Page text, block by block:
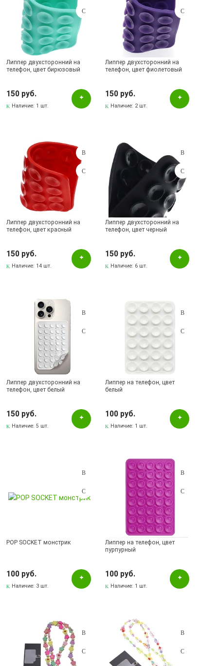
Липпер двухсторонний на
телефон, цвет бирюзовый
150 руб.
Наличие: 1 шт.
Липпер двухсторонний на
телефон, цвет фиолетовый
150 руб.
Наличие: 2 шт.
Липпер двухсторонний на
телефон, цвет красный
150 руб.
Наличие: 14 шт.
Липпер двухсторонний на
телефон, цвет черный
150 руб.
Наличие: 6 шт.
Липпер двухсторонний на
телефон, цвет белый
150 руб.
Наличие:5 шт.
Липпер на телефон, цвет
белый
100 руб.
Наличие: 1 шт.
POP SOCKET монстрик
100 руб.
Наличие: 3 шт.
Липпер на телефон, цвет
пурпурный
100 руб.
Наличие: 1 шт.